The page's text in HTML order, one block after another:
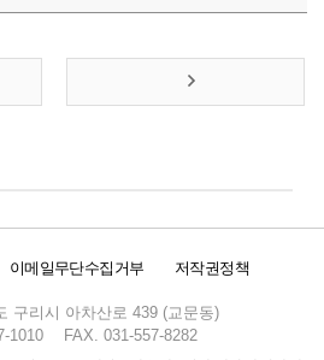
이메일무단수집거부 저작권정책
구리시 아차산로 439 (교문동)
1010
FAX. 031-557-8282